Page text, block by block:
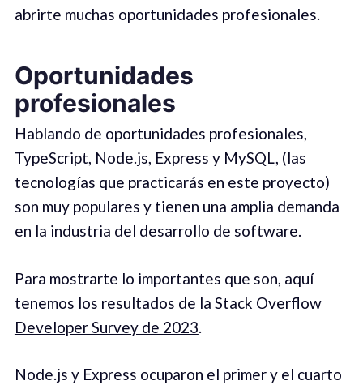
abrirte muchas oportunidades profesionales.
Oportunidades
profesionales
Hablando de oportunidades profesionales,
TypeScript, Node.js, Express y MySQL, (las
tecnologías que practicarás en este proyecto)
son muy populares y tienen una amplia demanda
en la industria del desarrollo de software.
Para mostrarte lo importantes que son, aquí
tenemos los resultados de la Stack Overflow
Developer Survey de 2023.
Node.js y Express ocuparon el primer y el cuarto